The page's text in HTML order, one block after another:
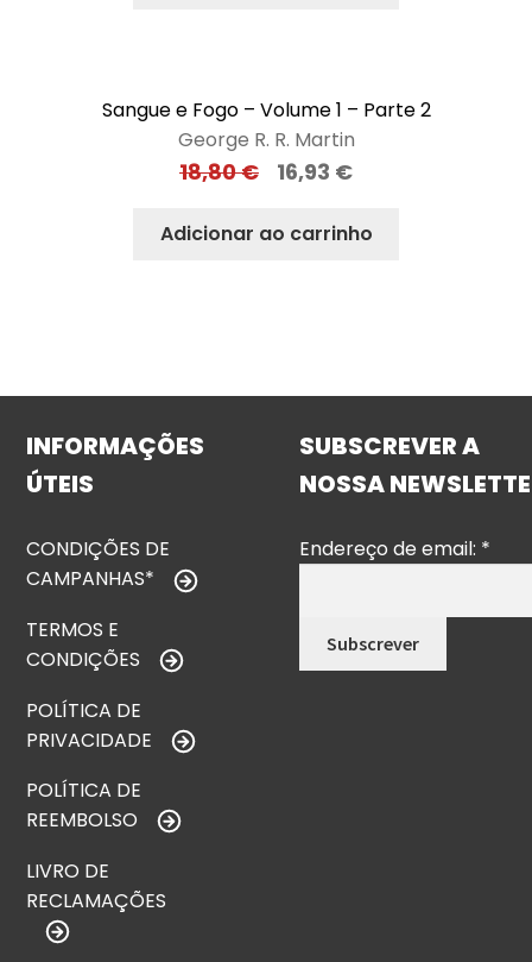
Sangue e Fogo – Volume 1 – Parte 2
George R. R. Martin
18,80€ 16,93 €
Adicionar ao carrinho
INFORMAÇÕES
ÚTEIS
CONDIÇÕES DE
CAMPANHAS*
TERMOS E
CONDIÇÕES
POLÍTICA DE
PRIVACIDADE
POLÍTICA DE
REEMBOLSO
LIVRO DE
RECLAMAÇÕES
SUBSCREVER A
NOSSA
Endereço de email: *